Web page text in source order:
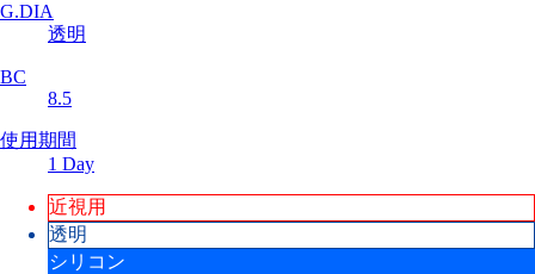
G.DIA
透明
BC
8.5
使用期間
1 Day
近視用
透明
シリコン